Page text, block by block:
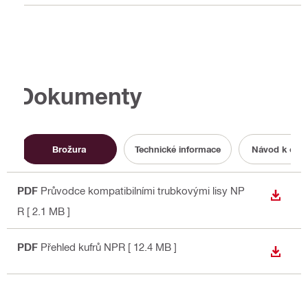
Dokumenty
Brožura Technické informace Návod k
PDF Průvodce kompatibilními trubkovými lisy NP
R [ 2.1 MB ]
PDF Přehled kufrů NPR [ 12.4 MB ]